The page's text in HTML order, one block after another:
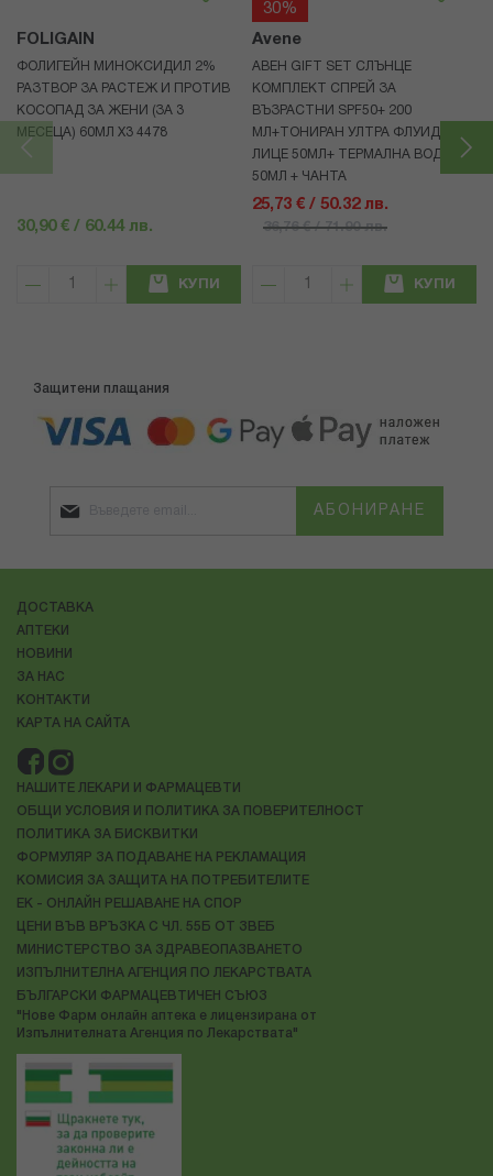
FOLIGAIN
ФОЛИГЕЙН МИНОКСИДИЛ 2%
РАЗТВОР ЗА РАСТЕЖ И ПРОТИВ
КОСОПАД ЗА ЖЕНИ (ЗА 3
МЕСЕЦА) 60МЛ X3 4478
30,90 € / 60.44 лв.
КУПИ
30%
Avene
АВЕН GIFT SET СЛЪНЦЕ
КОМПЛЕКТ СПРЕЙ ЗА
ВЪЗРАСТНИ SPF50+ 200
МЛ+ТОНИРАН УЛТРА ФЛУИД ЗА
ЛИЦЕ 50МЛ+ ТЕРМАЛНА ВОДА
50МЛ + ЧАНТА
25,73 € / 50.32 лв.
36,76 € / 71.90 лв.
КУПИ
Защитени плащания
АБОНИРАНЕ
ДОСТАВКА
АПТЕКИ
НОВИНИ
ЗА НАС
КОНТАКТИ
КАРТА НА САЙТА
НАШИТЕ ЛЕКАРИ И ФАРМАЦЕВТИ
ОБЩИ УСЛОВИЯ И ПОЛИТИКА ЗА ПОВЕРИТЕЛНОСТ
ПОЛИТИКА ЗА БИСКВИТКИ
ФОРМУЛЯР ЗА ПОДАВАНЕ НА РЕКЛАМАЦИЯ
КОМИСИЯ ЗА ЗАЩИТА НА ПОТРЕБИТЕЛИТЕ
ЕК - ОНЛАЙН РЕШАВАНЕ НА СПОР
ЦЕНИ ВЪВ ВРЪЗКА С ЧЛ. 55Б ОТ ЗВЕБ
МИНИСТЕРСТВО ЗА ЗДРАВЕОПАЗВАНЕТО
ИЗПЪЛНИТЕЛНА АГЕНЦИЯ ПО ЛЕКАРСТВАТА
БЪЛГАРСКИ ФАРМАЦЕВТИЧЕН СЪЮЗ
"Нове Фарм онлайн аптека е лицензирана от
Изпълнителната Агенция по Лекарствата"